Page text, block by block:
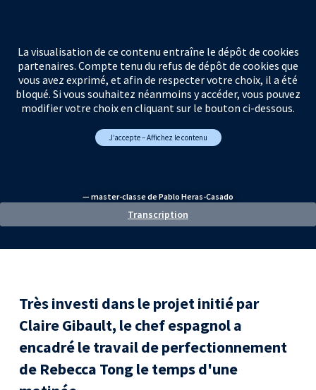
La visualisation de ce contenu entraîne le dépôt de cookies
partenaires. Compte tenu du refus de dépôt de cookies que
vous avez exprimé, et afin de respecter votre choix, il a été
bloqué. Si vous souhaitez néanmoins y accéder, vous pouvez
modifier votre choix en cliquant sur le bouton ci-dessous.
J’accepte – Affichez le contenu
— master-classe de Pablo Heras-Casado
Transcription
Très investi dans le projet initié par
Claire Gibault, le chef espagnol a
encadré le travail de perfectionnement
de Rebecca Tong le temps d'une